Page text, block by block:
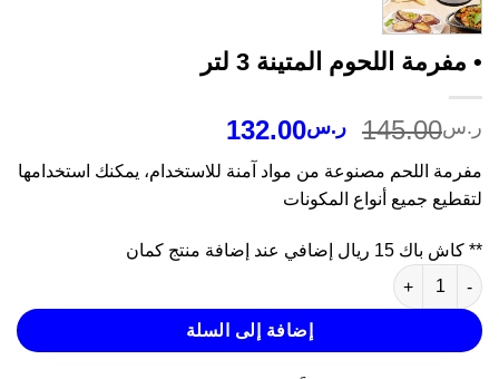
اللحوم المتينة 3 لتر
145.00 السعر
هو:
ر.س145.00.
ر.س132.00السعر
الحالي
هو:
اللحم مصنوعة من مواد آمنة للاستخدام، يمكنك استخدامها
جميع أنواع المكونات
15 ريال إضافي عند إضافة منتج كمان
• مفرمة اللحوم المتينة 3 لتر
إضافة إلى السلة